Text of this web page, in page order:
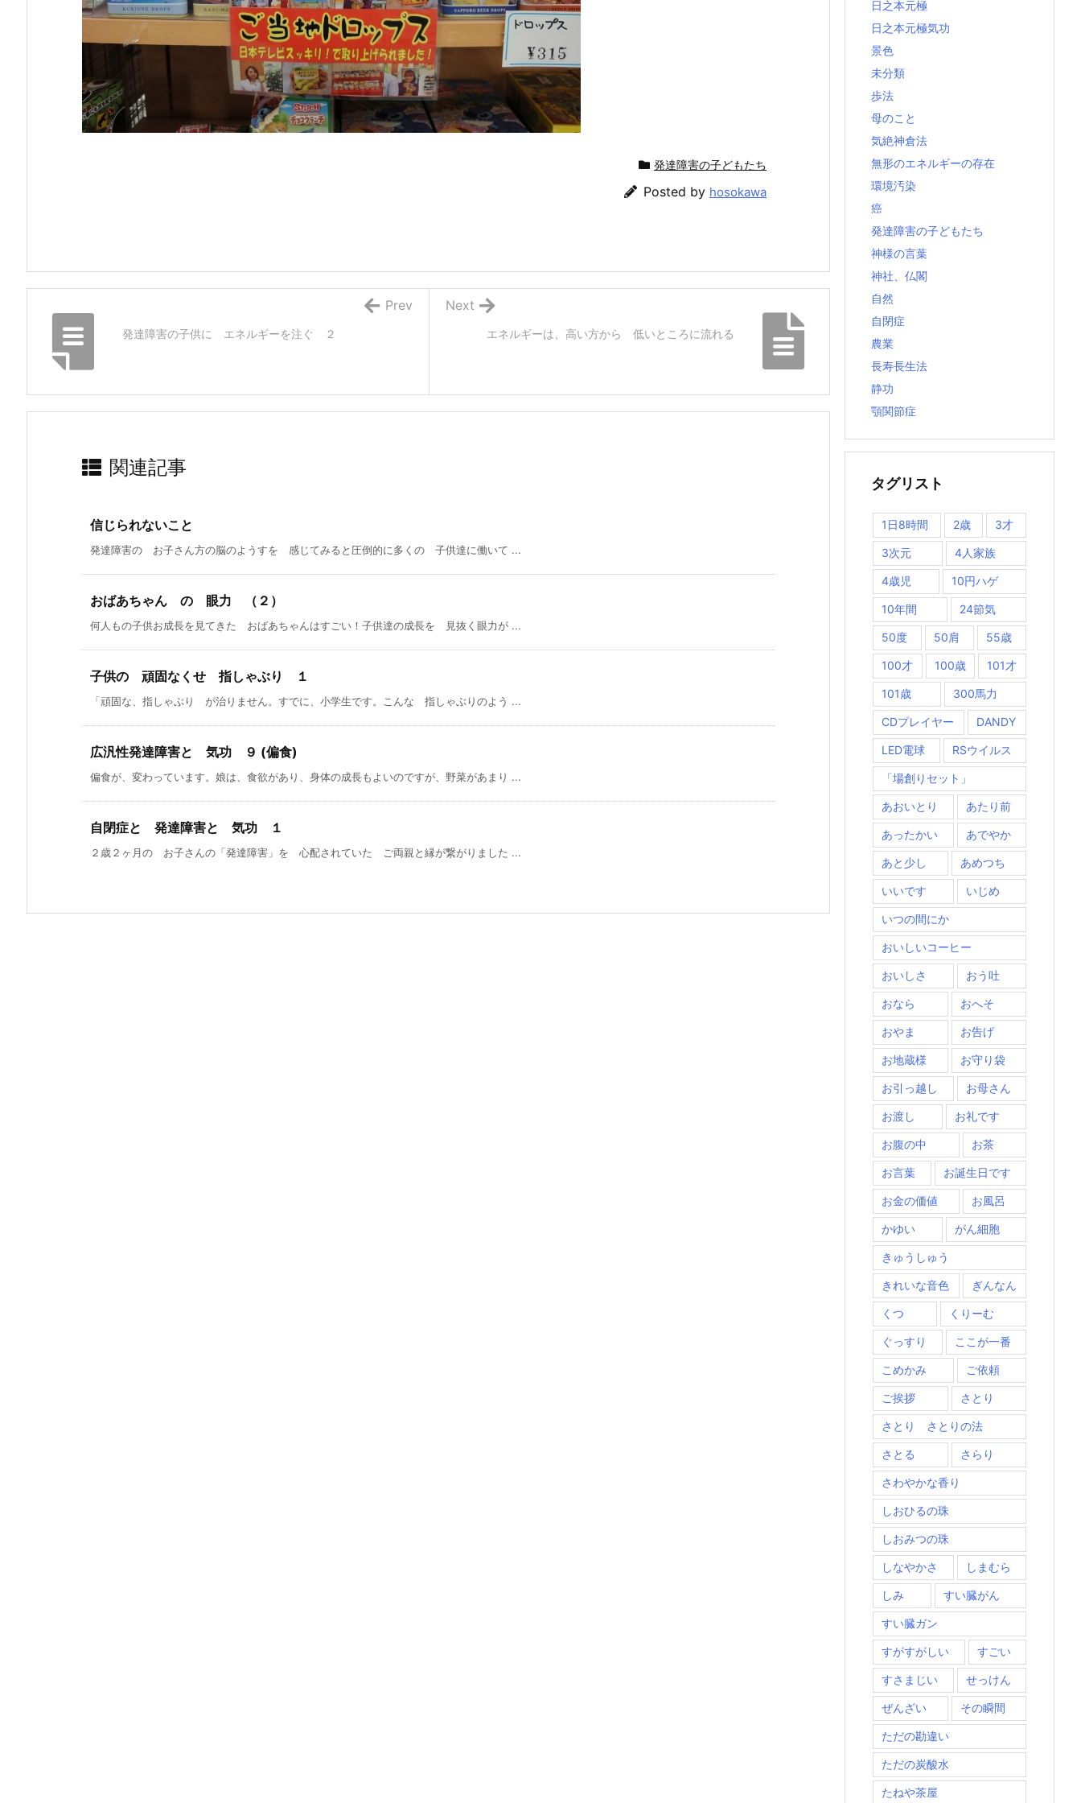
発達障害の子どもたち
Posted by hosokawa
エネルギーは、高い方から 低いところに流れる
Next
発達障害の子供に エネルギーを注ぐ ２
Prev
関連記事
信じられないこと
発達障害の お子さん方の脳のようすを 感じてみると圧倒的に多くの 子供達に働いて ...
おばあちゃん の 眼力 （２）
何人もの子供お成長を見てきた おばあちゃんはすごい！子供達の成長を 見抜く眼力が ...
子供の 頑固なくせ 指しゃぶり １
「頑固な、指しゃぶり が治りません。すでに、小学生です。こんな 指しゃぶりのよう ...
広汎性発達障害と 気功 ９ (偏食)
偏食が、変わっています。娘は、食欲があり、身体の成長もよいのですが、野菜があまり ...
自閉症と 発達障害と 気功 １
２歳２ヶ月の お子さんの「発達障害」を 心配されていた ご両親と縁が繋がりました ...
日之本元極
日之本元極気功
景色
未分類
歩法
母のこと
気絶神倉法
無形のエネルギーの存在
環境汚染
癌
発達障害の子どもたち
神様の言葉
神社、仏閣
自然
自閉症
農業
長寿長生法
静功
顎関節症
タグリスト
1日8時間 2歳 3才
3次元 4人家族
4歳児 10円ハゲ
10年間 24節気
50度 50肩 55歳
100才 100歳 101才
101歳 300馬力
CDプレイヤー DANDY
LED電球 RSウイルス
「場創りセット」
あおいとり あたり前
あったかい あでやか
あと少し あめつち
いいです いじめ
いつの間にか
おいしいコーヒー
おいしさ おう吐
おなら おへそ
おやま お告げ
お地蔵様 お守り袋
お引っ越し お母さん
お渡し お礼です
お腹の中 お茶
お言葉 お誕生日です
お金の価値 お風呂
かゆい がん細胞
きゅうしゅう
きれいな音色 ぎんなん
くつ くりーむ
ぐっすり ここが一番
こめかみ ご依頼
ご挨拶 さとり
さとり さとりの法
さとる さらり
さわやかな香り
しおひるの珠
しおみつの珠
しなやかさ しまむら
しみ すい臓がん
すい臓ガン
すがすがしい すごい
すさまじい せっけん
ぜんざい その瞬間
ただの勘違い
ただの炭酸水
たねや茶屋